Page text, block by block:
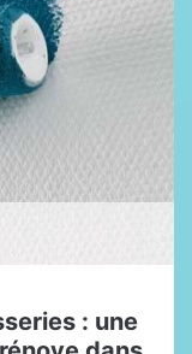
: une